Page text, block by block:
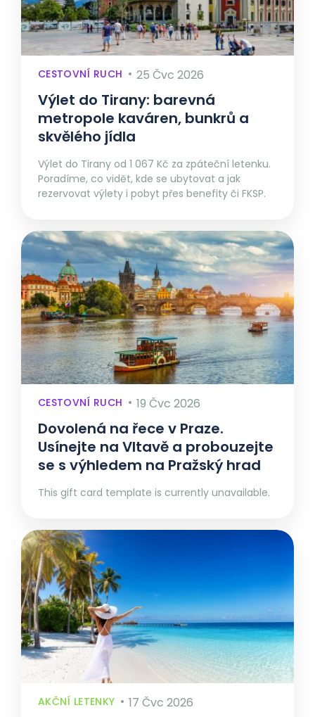
CESTOVNÍ RUCH 25 Čvc 2026
Výlet do Tirany: barevná
metropole kaváren, bunkrů a
skvělého jídla
Výlet do Tirany od 1 067 Kč za zpáteční letenku.
Poradíme, co vidět, kde se ubytovat a jak
rezervovat výlety i pobyt přes benefity či FKSP.
CESTOVNÍ RUCH 19 Čvc 2026
Dovolená na řece v Praze.
Usínejte na Vltavě a probouzejte
se s výhledem na Pražský hrad
This gift card template is currently unavailable.
AKČNÍ LETENKY 17 Čvc 2026